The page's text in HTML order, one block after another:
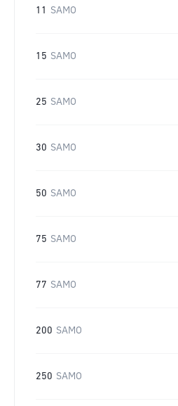
11 SAMO
15 SAMO
25 SAMO
30 SAMO
50 SAMO
75 SAMO
77 SAMO
200 SAMO
250 SAMO